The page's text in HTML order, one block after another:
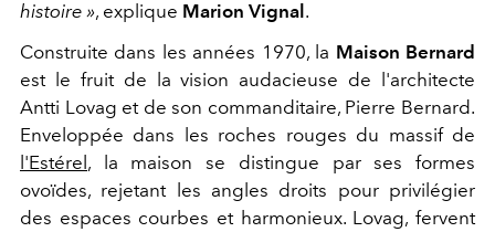
histoire », explique Marion Vignal.
Construite dans les années 1970, la Maison Bernard
est le fruit de la vision audacieuse de l'architecte
Antti Lovag et de son commanditaire, Pierre Bernard.
Enveloppée dans les roches rouges du massif de
l'Estérel, la maison se distingue par ses formes
ovoïdes, rejetant les angles droits pour privilégier
des espaces courbes et harmonieux. Lovag, fervent